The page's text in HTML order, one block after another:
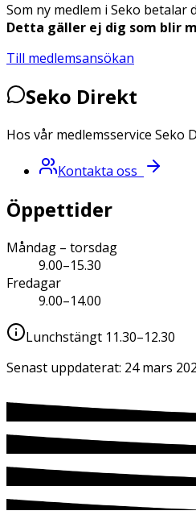
Som ny medlem i Seko
Detta gäller ej dig som blir
Till medlemsansökan
Seko Direkt
Hos vår medlemsservice
Kontakta oss
Öppettider
Måndag – torsdag
9.00–15.30
Fredagar
9.00–14.00
Lunchstängt 11.30–12.30
Senast uppdaterat: 24 mars